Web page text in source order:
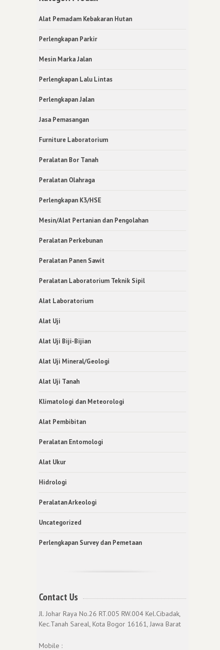
Alat Pemadam Kebakaran Hutan
Perlengkapan Parkir
Mesin Marka Jalan
Perlengkapan Lalu Lintas
Perlengkapan Jalan
Jasa Pemasangan
Furniture Laboratorium
Peralatan Bor Tanah
Peralatan Olahraga
Perlengkapan K3/HSE
Mesin/Alat Pertanian dan Pengolahan
Peralatan Perkebunan
Peralatan Panen Sawit
Peralatan Laboratorium Teknik Sipil
Alat Laboratorium
Alat Uji
Alat Uji Biji-Bijian
Alat Uji Mineral/Geologi
Alat Uji Tanah
Klimatologi dan Meteorologi
Alat Pembibitan
Peralatan Entomologi
Alat Ukur
Hidrologi
Peralatan Arkeologi
Uncategorized
Perlengkapan Survey dan Pemetaan
Contact Us
Jl. Johar Raya No.26 RT.005 RW.004 Kel.Cibadak,
Kec.Tanah Sareal, Kota Bogor 16161, Jawa Barat
Mobile :